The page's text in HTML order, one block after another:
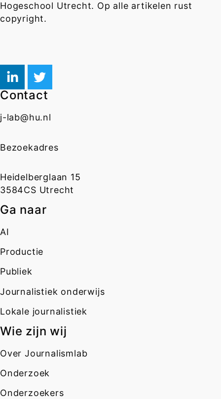
Hogeschool Utrecht. Op alle artikelen rust
copyright.
Contact
j-lab@hu.nl
Bezoekadres
Heidelberglaan 15
3584CS Utrecht
Ga naar
AI
Productie
Publiek
Journalistiek onderwijs
Lokale journalistiek
Wie zijn wij
Over Journalismlab
Onderzoek
Onderzoekers